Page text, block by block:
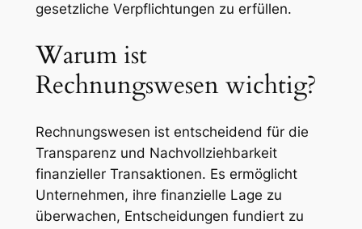
gesetzliche Verpflichtungen zu erfüllen.
Warum ist
Rechnungswesen wichtig?
Rechnungswesen ist entscheidend für die
Transparenz und Nachvollziehbarkeit
finanzieller Transaktionen. Es ermöglicht
Unternehmen, ihre finanzielle Lage zu
überwachen, Entscheidungen fundiert zu